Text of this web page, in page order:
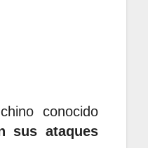
conocido
sus ataques